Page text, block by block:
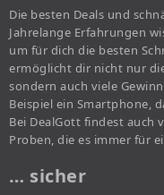
Die besten Deals und
Jahrelange Erfahrungen
um für dich die besten
ermöglicht dir nicht nur
sondern auch viele
Beispiel ein Smartphone,
Bei DealGott findest auch
Proben, die es immer für
… sicher